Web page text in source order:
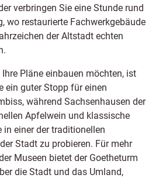
verbringen Sie eine Stunde rund
wo restaurierte Fachwerkgebäude
der Altstadt echten
Ihre Pläne einbauen möchten, ist
ein guter Stopp für einen
während Sachsenhausen der
Apfelwein und klassische
in einer der traditionellen
Stadt zu probieren. Für mehr
Museen bietet der Goetheturm
die Stadt und das Umland,